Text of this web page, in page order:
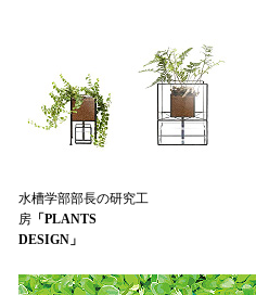
水槽学部部長の研究工
房「PLANTS
DESIGN」